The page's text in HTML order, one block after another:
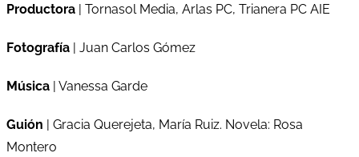
Productora | Tornasol Media, Arlas PC, Trianera PC AIE
Fotografía | Juan Carlos Gómez
Música | Vanessa Garde
Guión | Gracia Querejeta, María Ruiz. Novela: Rosa
Montero